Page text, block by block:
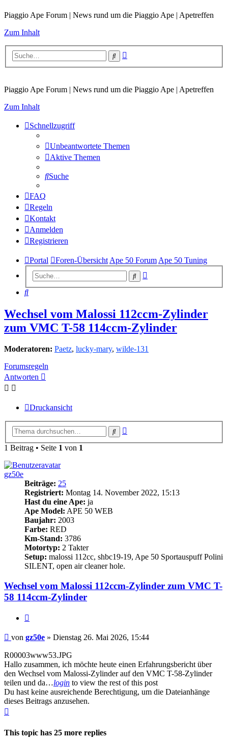
Piaggio Ape Forum | News rund um die Piaggio Ape | Apetreffen
Zum Inhalt
Suche
Piaggio Ape Forum | News rund um die Piaggio Ape | Apetreffen
Zum Inhalt
Schnellzugriff
Unbeantwortete Themen
Aktive Themen
Suche
FAQ
Regeln
Kontakt
Anmelden
Registrieren
Portal Foren-Übersicht Ape 50 Forum Ape 50 Tuning
Suche
Suche
Wechsel vom Malossi 112ccm-Zylinder
zum VMC T-58 114ccm-Zylinder
Moderatoren: Paetz, lucky-mary, wilde-131
Forumsregeln
Antworten
Druckansicht
Suche
1 Beitrag • Seite 1 von 1
gz50e
Beiträge: 25
Registriert: Montag 14. November 2022, 15:13
Hast du eine Ape: ja
Ape Model: APE 50 WEB
Baujahr: 2003
Farbe: RED
Km-Stand: 3786
Motortyp: 2 Takter
Setup: malossi 112cc, shbc19-19, Ape 50 Sportauspuff Polini
SILENT, open air cleaner hole.
Wechsel vom Malossi 112ccm-Zylinder zum VMC T-
58 114ccm-Zylinder
Beitrag
von gz50e » Dienstag 26. Mai 2026, 15:44
R00003www53.JPG
Hallo zusammen, ich möchte heute einen Erfahrungsbericht über
den Wechsel vom Malossi-Zylinder auf den VMC T-58-Zylinder
teilen und da…login to view the rest of this post
Du hast keine ausreichende Berechtigung, um die Dateianhänge
dieses Beitrags anzusehen.
This topic has 25 more replies